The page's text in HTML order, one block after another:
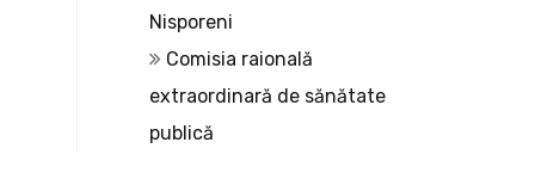
Nisporeni
Comisia raională
extraordinară de sănătate
publică